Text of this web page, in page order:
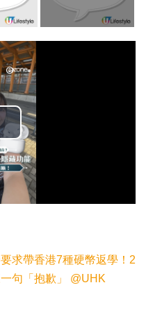
求帶香港7種硬幣返學！2
句「抱歉」 @UHK